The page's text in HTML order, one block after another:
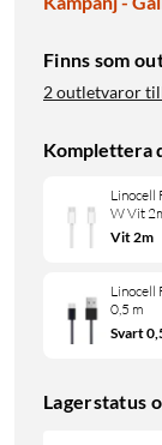
Finns som
2 outletvaror
Komplettera
Linocell
W Vit
Vit 2m
Linocell
0,5 m
Svart
Lagerstatus